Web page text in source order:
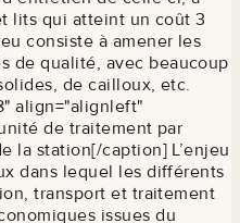
lits qui atteint un coût 3
consiste à amener les
de qualité, avec beaucoup
de cailloux, etc.
align="alignleft"
de traitement par
la station[/caption] L’enjeu
dans lequel les différents
transport et traitement
issues du